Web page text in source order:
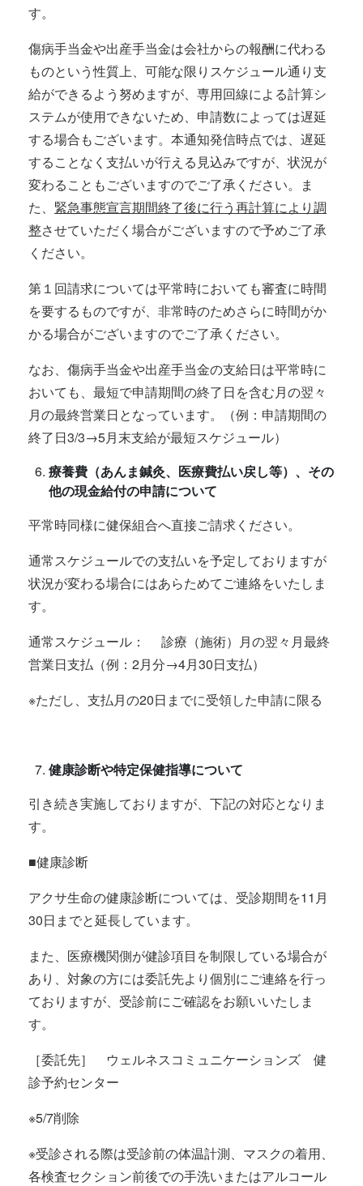
す。
傷病手当金や出産手当金は会社からの報酬に代わる
ものという性質上、可能な限りスケジュール通り支
給ができるよう努めますが、専用回線による計算シ
ステムが使用できないため、申請数によっては遅延
する場合もございます。本通知発信時点では、遅延
することなく支払いが行える見込みですが、状況が
変わることもございますのでご了承ください。ま
た、 緊急事態宣言期間終了後に行う再計算により調
整させていただく場合がございますので予めご了承
ください。
第１回請求については平常時においても審査に時間
を要するものですが、非常時のためさらに時間がか
かる場合がございますのでご了承ください。
なお、傷病手当金や出産手当金の支給日は平常時に
おいても、最短で申請期間の終了日を含む月の翌々
月の最終営業日となっています。（例：申請期間の
終了日3/3→5月末支給が最短スケジュール）
療養費（あんま鍼灸、医療費払い戻し等）、その
他の現金給付の申請について
平常時同様に健保組合へ直接ご請求ください。
通常スケジュールでの支払いを予定しておりますが
状況が変わる場合にはあらためてご連絡をいたしま
す。
通常スケジュール： 診療（施術）月の翌々月最終
営業日支払（例：2月分→4月30日支払）
※ただし、支払月の20日までに受領した申請に限る
健康診断や特定保健指導について
引き続き実施しておりますが、下記の対応となりま
す。
■健康診断
アクサ生命の健康診断については、受診期間を11月
30日までと延長しています。
また、医療機関側が健診項目を制限している場合が
あり、対象の方には委託先より個別にご連絡を行っ
ておりますが、受診前にご確認をお願いいたしま
す。
［委託先］ ウェルネスコミュニケーションズ 健
診予約センター
※5/7削除
※受診される際は受診前の体温計測、マスクの着用、
各検査セクション前後での手洗いまたはアルコール